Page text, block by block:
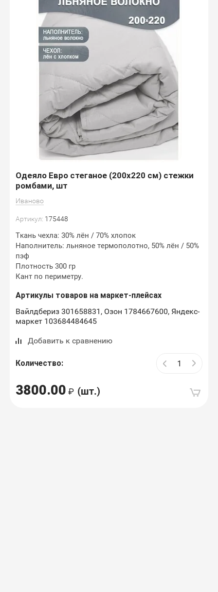
Одеяло Евро стеганое (200х220 см) стежки
ромбами, шт
Иваново
Артикул: 175448
Ткань чехла: 30% лён / 70% хлопок
Наполнитель: льняное термополотно, 50% лён / 50%
пэф
Плотность 300 гр
Кант по периметру.
Артикулы товаров на маркет-плейсах
Вайлдбериз 301658831, Озон 1784667600, Яндекс-
маркет 103684484645
Добавить к сравнению
Количество:
3800.00 (шт.)